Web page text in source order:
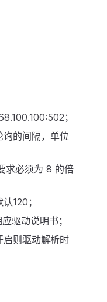
；
的间隔，单位
求必须为 8 的倍
120；
驱动说明书；
则驱动解析时